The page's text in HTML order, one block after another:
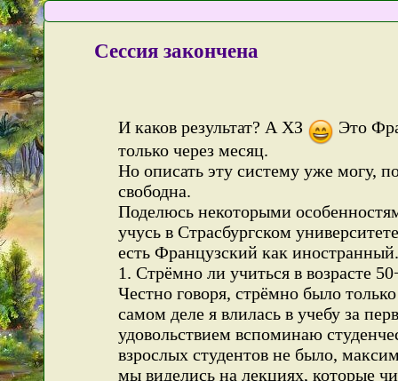
Сессия закончена
И каков результат? А ХЗ
Это
только через месяц.
Но описать эту систему уже могу,
свободна.
Поделюсь некоторыми
учусь в Страсбургском
есть Французский как
1. Стрёмно ли учиться в возрасте
Честно говоря, стрёмно было
самом деле я влилась в учебу за
удовольствием вспоминаю
взрослых студентов не было,
мы виделись на лекциях, которые